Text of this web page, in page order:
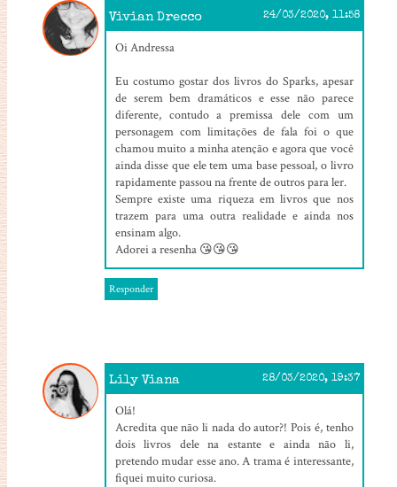
Vivian Drecco 24/03/2020, 11:58
Oi Andressa
Eu costumo gostar dos livros do Sparks, apesar
de serem bem dramáticos e esse não parece
diferente, contudo a premissa dele com um
personagem com limitações de fala foi o que
chamou muito a minha atenção e agora que você
ainda disse que ele tem uma base pessoal, o livro
rapidamente passou na frente de outros para ler.
Sempre existe uma riqueza em livros que nos
trazem para uma outra realidade e ainda nos
ensinam algo.
Adorei a resenha 😘😘😘
Responder
Lily Viana 28/03/2020, 19:37
Olá!
Acredita que não li nada do autor?! Pois é, tenho
dois livros dele na estante e ainda não li,
pretendo mudar esse ano. A trama é interessante,
fiquei muito curiosa.